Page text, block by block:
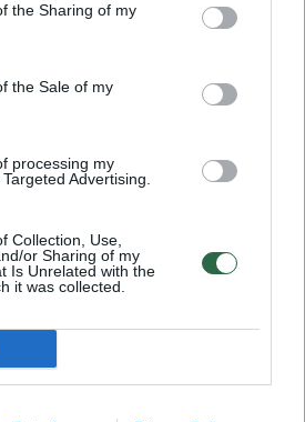
the Sharing of my
the Sale of my
processing my
Advertising.
Collection, Use,
or Sharing of my
Is Unrelated with the
it was collected.
kitą dieną – jau ir į
kad net ašaros
dar visai maži
tačiau tas
jausmas mums buvo
– vieną iš liūdniausių
prisimena Rolandas.
bendrauja ir gyvena